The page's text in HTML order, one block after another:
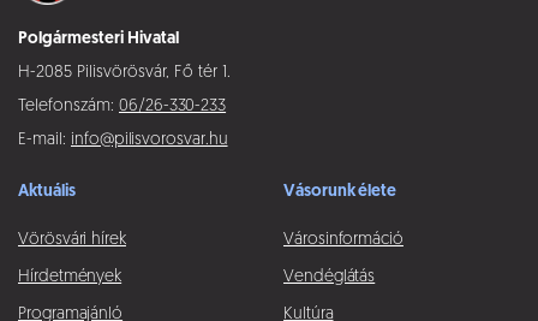
Polgármesteri Hivatal
H-2085 Pilisvörösvár, Fő tér 1.
Telefonszám: 06/26-330-233
E-mail: info@pilisvorosvar.hu
Aktuális
Vörösvári hírek
Hírdetmények
Programajánló
Vásorunk élete
Városinformáció
Vendéglátás
Kultúra